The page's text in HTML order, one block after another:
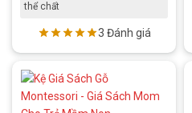
3 Đánh giá
thể chất